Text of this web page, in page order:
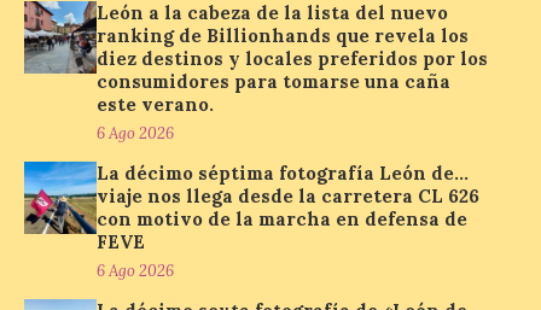
Paradores renueva su
compromiso con La Vuelta
como patrocinador oficial
7 Ago 2026
en la zona de descanso
junto al control de firmas
León a la cabeza de la lista del nuevo
ranking de Billionhands que revela los
diez destinos y locales preferidos por los
consumidores para tomarse una caña
este verano.
6 Ago 2026
La décimo séptima fotografía León de…
viaje nos llega desde la carretera CL 626
con motivo de la marcha en defensa de
FEVE
6 Ago 2026